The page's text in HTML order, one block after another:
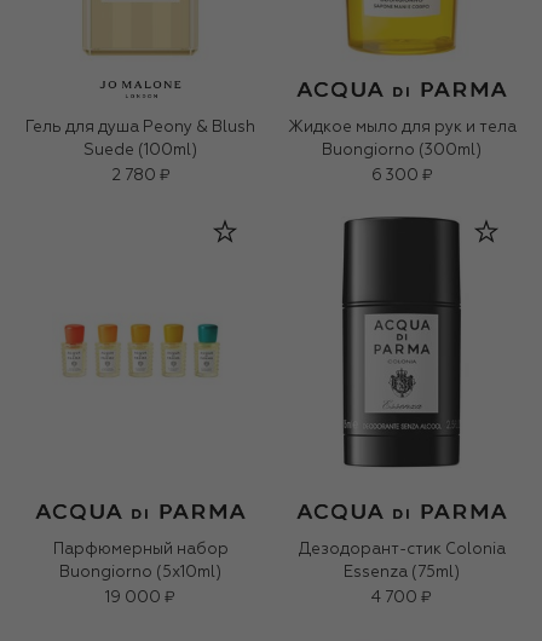
Гель для душа Peony & Blush
Suede (100ml)
2 780 ₽
Жидкое мыло для рук и тела
Buongiorno (300ml)
6 300 ₽
Парфюмерный набор
Buongiorno (5x10ml)
19 000 ₽
Дезодорант-стик Colonia
Essenza (75ml)
4 700 ₽